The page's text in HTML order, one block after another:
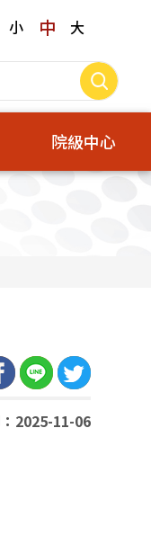
小 中 大
院級中心
2025-11-06